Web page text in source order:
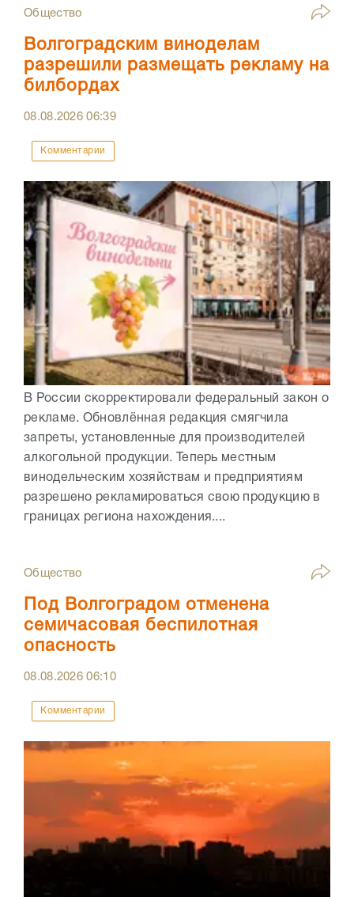
Общество
Волгоградским виноделам
разрешили размещать рекламу на
билбордах
08.08.202606:39
Комментарии
В России скорректировали федеральный закон о
рекламе. Обновлённая редакция смягчила
запреты, установленные для производителей
алкогольной продукции. Теперь местным
винодельческим хозяйствам и предприятиям
разрешено рекламироваться свою продукцию в
границах региона нахождения....
Общество
Под Волгоградом отменена
семичасовая беспилотная
опасность
08.08.202606:10
Комментарии